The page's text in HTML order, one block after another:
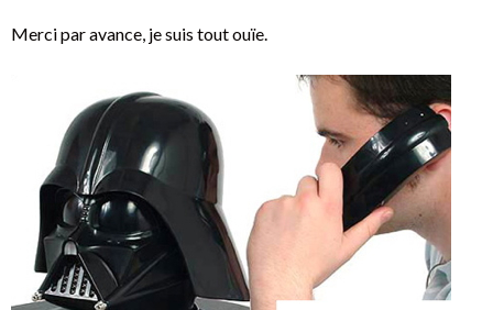
Merci par avance, je suis tout ouïe.